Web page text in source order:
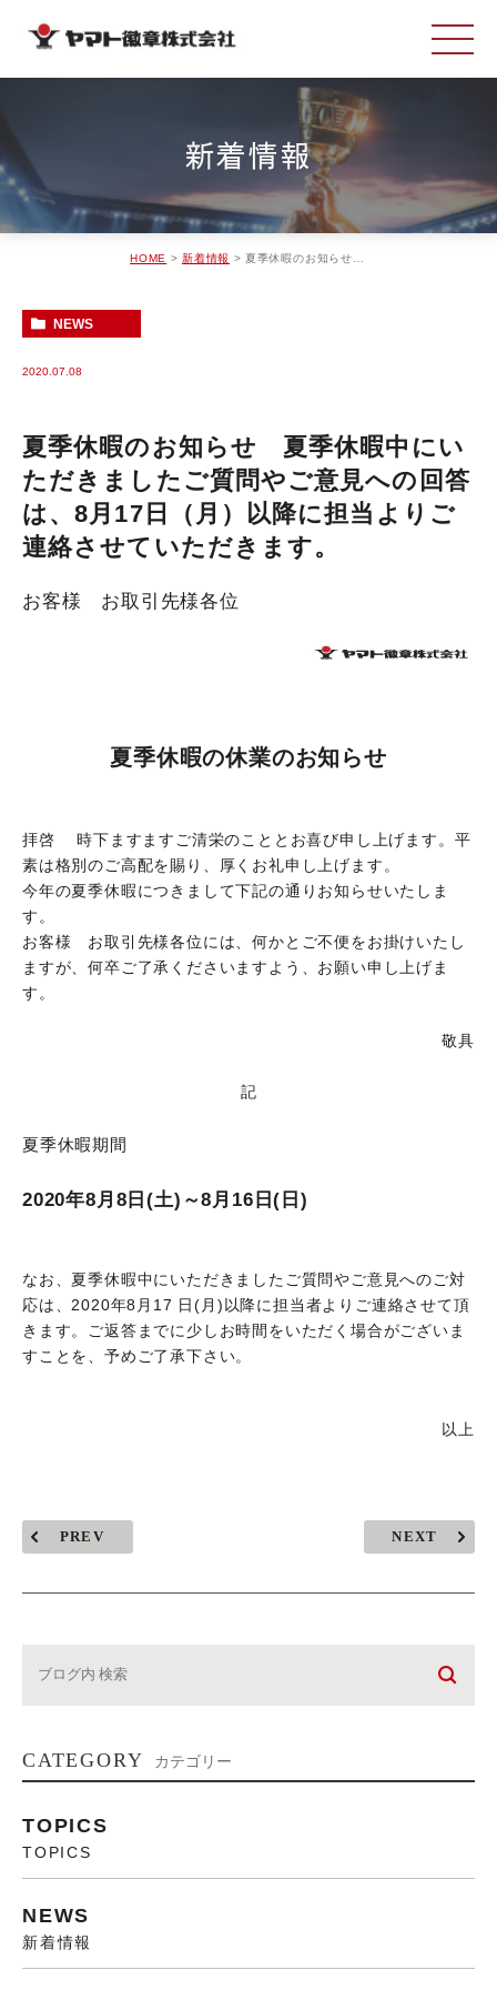
新着情報
HOME 新着情報 夏季休暇のお知らせ 夏季休暇中にいただきましたご質問やご意見への回答は、8月17日（月）以降に担当よりご連絡させていただきます。
NEWS
2020.07.08
夏季休暇のお知らせ 夏季休暇中にい
ただきましたご質問やご意見への回答
は、8月17日（月）以降に担当よりご
連絡させていただきます。
お客様 お取引先様各位
夏季休暇の休業のお知らせ
拝啓 時下ますますご清栄のこととお喜び申し上げます。平
素は格別のご高配を賜り、厚くお礼申し上げます。
今年の夏季休暇につきまして下記の通りお知らせいたしま
す。
お客様 お取引先様各位には、何かとご不便をお掛けいたし
ますが、何卒ご了承くださいますよう、お願い申し上げま
す。
敬具
記
夏季休暇期間
2020年8月8日(土)～8月16日(日)
なお、夏季休暇中にいただきましたご質問やご意見へのご対
応は、2020年8月17 日(月)以降に担当者よりご連絡させて頂
きます。ご返答までに少しお時間をいただく場合がございま
すことを、予めご了承下さい。
以上
PREV NEXT
CATEGORY カテゴリー
TOPICS
TOPICS
NEWS
新着情報